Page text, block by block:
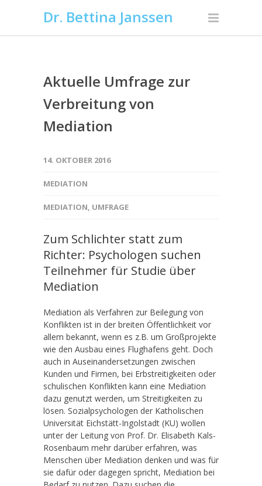
Dr. Bettina Janssen
Aktuelle Umfrage zur
Verbreitung von
Mediation
14. OKTOBER 2016
MEDIATION
MEDIATION, UMFRAGE
Zum Schlichter statt zum
Richter: Psychologen suchen
Teilnehmer für Studie über
Mediation
Mediation als Verfahren zur Beilegung von
Konflikten ist in der breiten Öffentlichkeit vor
allem bekannt, wenn es z.B. um Großprojekte
wie den Ausbau eines Flughafens geht. Doch
auch in Auseinandersetzungen zwischen
Kunden und Firmen, bei Erbstreitigkeiten oder
schulischen Konflikten kann eine Mediation
dazu genutzt werden, um Streitigkeiten zu
lösen. Sozialpsychologen der Katholischen
Universität Eichstätt-Ingolstadt (KU) wollen
unter der Leitung von Prof. Dr. Elisabeth Kals-
Rosenbaum mehr darüber erfahren, was
Menschen über Mediation denken und was für
sie dafür oder dagegen spricht, Mediation bei